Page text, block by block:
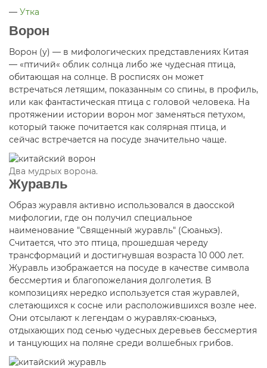
— Утка
Ворон
Ворон (у) — в мифологических представлениях Китая
— «птичий« облик солнца либо же чудесная птица,
обитающая на солнце. В росписях он может
встречаться летящим, показанным со спины, в профиль,
или как фантастическая птица с головой человека. На
протяжении истории ворон мог заменяться петухом,
который также почитается как солярная птица, и
сейчас встречается на посуде значительно чаще.
Два мудрых ворона.
Журавль
Образ журавля активно использовался в даосской
мифологии, где он получил специальное
наименование "Священный журавль" (Сюаньхэ).
Считается, что это птица, прошедшая череду
трансформаций и достигнувшая возраста 10 000 лет.
Журавль изображается на посуде в качестве символа
бессмертия и благопожелания долголетия. В
композициях нередко используется стая журавлей,
слетающихся к сосне или расположившихся возле нее.
Они отсылают к легендам о журавлях-сюаньхэ,
отдыхающих под сенью чудесных деревьев бессмертия
и танцующих на поляне среди волшебных грибов.